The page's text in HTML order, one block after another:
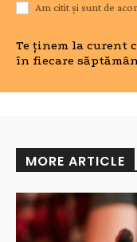
Am citit și sunt de
Te ținem la curent
în fiecare
MORE ARTICLE